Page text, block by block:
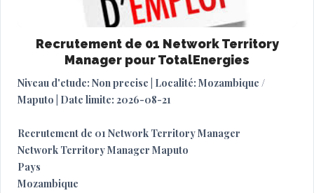
Recrutement de 01 Network Territory
Manager pour TotalEnergies
Niveau d'etude: Non precise | Localité: Mozambique /
Maputo | Date limite: 2026-08-21
Recrutement de 01 Network Territory Manager
Network Territory Manager Maputo
Pays
Mozambique